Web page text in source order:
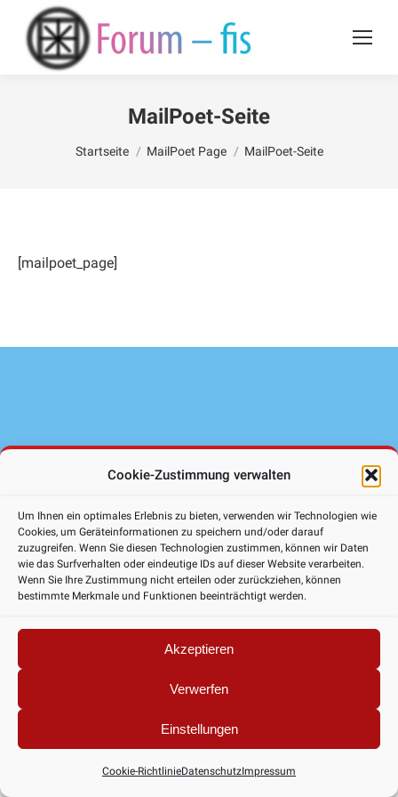
Cookie-Zustimmung verwalten
Um Ihnen ein optimales Erlebnis zu bieten, verwenden wir Technologien wie
Cookies, um Geräteinformationen zu speichern und/oder darauf
zuzugreifen. Wenn Sie diesen Technologien zustimmen, können wir Daten
wie das Surfverhalten oder eindeutige IDs auf dieser Website verarbeiten.
Wenn Sie Ihre Zustimmung nicht erteilen oder zurückziehen, können
bestimmte Merkmale und Funktionen beeinträchtigt werden.
Akzeptieren
Verwerfen
Einstellungen
Cookie-RichtlinieDatenschutzImpressum
MailPoet-Seite
Du bist hier:
Startseite MailPoet Page MailPoet-Seite
[mailpoet_page]
Zur Startseite